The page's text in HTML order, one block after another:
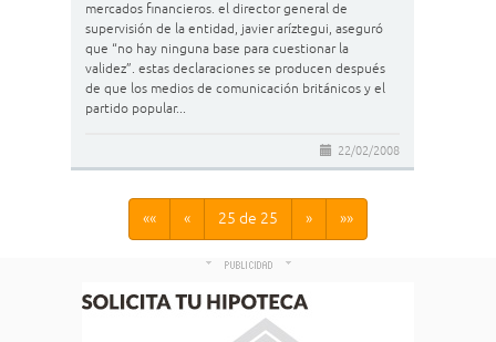
mercados financieros. el director general de
supervisión de la entidad, javier aríztegui, aseguró
que “no hay ninguna base para cuestionar la
validez”. estas declaraciones se producen después
de que los medios de comunicación británicos y el
partido popular...
22/02/2008
«« « 25 de 25 » »»